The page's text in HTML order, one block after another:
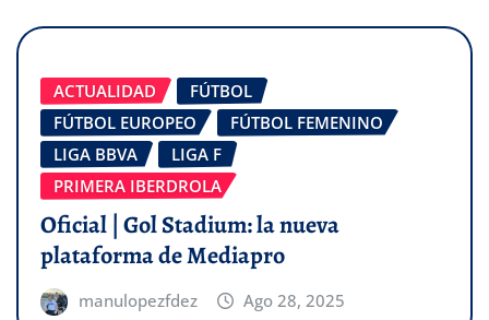
ACTUALIDAD
FÚTBOL
FÚTBOL EUROPEO
FÚTBOL FEMENINO
LIGA BBVA
LIGA F
PRIMERA IBERDROLA
Oficial | Gol Stadium: la nueva
plataforma de Mediapro
manulopezfdez Ago 28, 2025